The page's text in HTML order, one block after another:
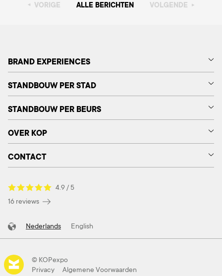
▸ VORIGE ALLE BERICHTEN VOLGENDE ▸
BRAND EXPERIENCES
STANDBOUW PER STAD
STANDBOUW PER BEURS
OVER KOP
CONTACT
4.9 / 5
16 reviews
Nederlands English
© KOPexpo
Privacy
Algemene Voorwaarden